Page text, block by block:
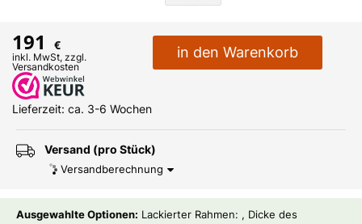
191 €
inkl. MwSt, zzgl.
Versandkosten
in den Warenkorb
Lieferzeit: ca. 3-6 Wochen
Versand (pro Stück)
Versandberechnung
Ausgewahlte Optionen: Lackierter Rahmen: , Dicke des